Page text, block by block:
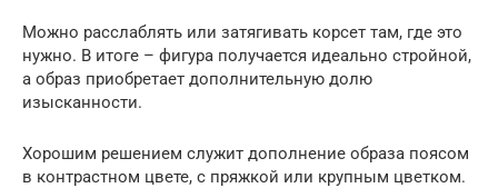
Можно расслаблять или затягивать корсет там, где это
нужно. В итоге – фигура получается идеально стройной,
а образ приобретает дополнительную долю
изысканности.
Хорошим решением служит дополнение образа поясом
в контрастном цвете, с пряжкой или крупным цветком.